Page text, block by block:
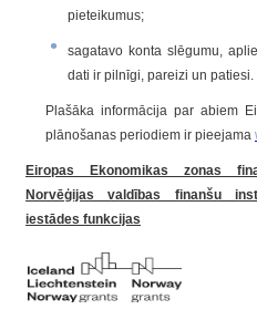
pieteikumus;
sagatavo konta slēgumu,
dati ir pilnīgi, pareizi un patiesi.
Plašāka informācija par abiem
plānošanas periodiem ir pieejama
Eiropas Ekonomikas zonas
Norvēģijas valdības finanšu
iestādes funkcijas